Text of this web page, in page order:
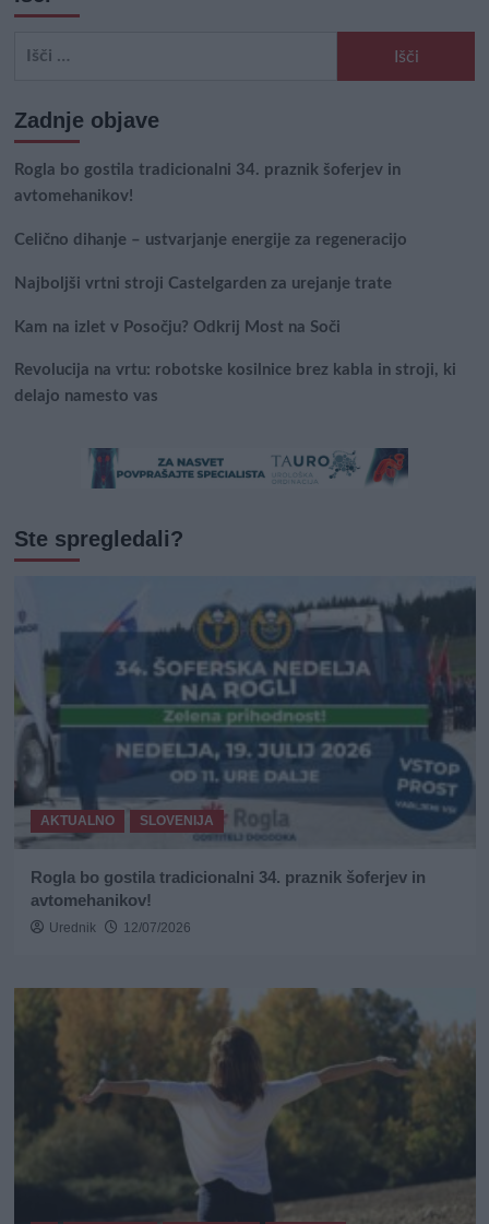
Zadnje objave
Rogla bo gostila tradicionalni 34. praznik šoferjev in
avtomehanikov!
Celično dihanje – ustvarjanje energije za regeneracijo
Najboljši vrtni stroji Castelgarden za urejanje trate
Kam na izlet v Posočju? Odkrij Most na Soči
Revolucija na vrtu: robotske kosilnice brez kabla in stroji, ki
delajo namesto vas
Ste spregledali?
AKTUALNO SLOVENIJA
Rogla bo gostila tradicionalni 34. praznik šoferjev in
avtomehanikov!
Urednik 12/07/2026